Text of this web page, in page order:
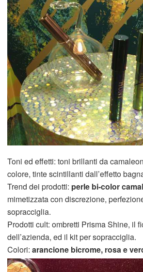
Toni ed effetti: toni brillanti da
colore, tinte scintillanti dall’effetto
Trend dei prodotti: perle bi-color
mimetizzata con discrezione,
sopracciglia.
Prodotti cult: ombretti Prisma Shine, il
dell’azienda, ed il kit per sopracciglia.
Colori: arancione bicrome, rosa e